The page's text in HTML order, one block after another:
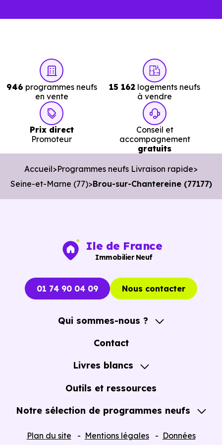
Immobilier Neuf Ile de France,vous accédez
directement aux
logements neufs en livraison
immédiate à Brou-sur-Chantereine (77177) réellement
disponibles.
Nos conseillers vous permettent de :
Cibler les bons biens dès le départ.
Éviter les annonces obsolètes.
Organiser des visites pertinentes.
pousser à décider dans la précipitation.
immobiliers neufs à Brou-sur-Chantereine (77177)
pour voir les opportunités concrètes.
946 programmes neufs
en vente
15 162 logements neufs
à vendre
Prix direct
Promoteur
Conseil et
accompagnement
gratuits
Accueil Programmes neufs Livraison rapide
Seine-et-Marne (77) Brou-sur-Chantereine (77177)
Ile de France
Immobilier Neuf
01 74 90 04 09 Nous contacter
Qui sommes-nous ?
A propos
Contact
Livres blancs
Guide de l'Achat immobilier neuf en VEFA
Outils et ressources
Notre sélection de programmes neufs
Plan du site Mentions légales Données